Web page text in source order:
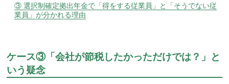
③ 選択制確定拠出年金で「得をする従業員」と「そうでない従
業員」が分かれる理由
ケース③「会社が節税したかっただけでは？」と
いう疑念